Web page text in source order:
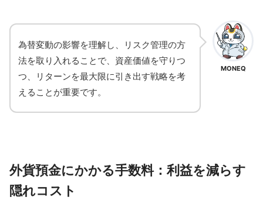
MONEQ
為替変動の影響を理解し、リスク管理の方
法を取り入れることで、資産価値を守りつ
つ、リターンを最大限に引き出す戦略を考
えることが重要です。
外貨預金にかかる手数料：利益を減らす
隠れコスト